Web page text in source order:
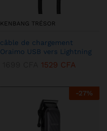
KENBANG TRÉSOR
câble de chargement
Oraimo USB vers Lightning
1529 CFA
-27%